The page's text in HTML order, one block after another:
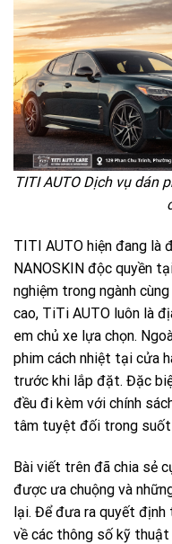
TITI AUTO Dịch vụ dán
TITI AUTO hiện đang là
NANOSKIN độc quyền
nghiệm trong ngành
cao, TiTi AUTO luôn là
em chủ xe lựa chọn.
phim cách nhiệt tại cửa
trước khi lắp đặt. Đặc
đều đi kèm với chính
tâm tuyệt đối trong suốt
Bài viết trên đã chia sẻ
được ưa chuộng và
lại. Để đưa ra quyết định
về các thông số kỹ thuật